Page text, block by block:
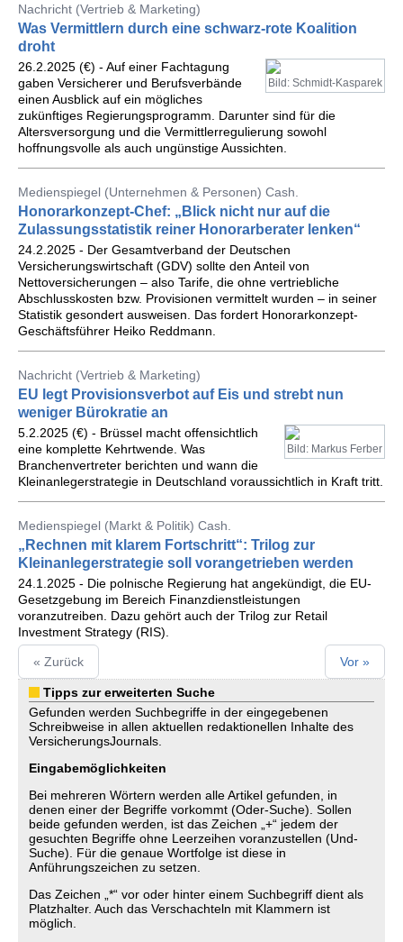
Nachricht (Vertrieb & Marketing)
Was Vermittlern durch eine schwarz-rote Koalition
droht
Bild: Schmidt-Kasparek
26.2.2025 (€) - Auf einer Fachtagung
gaben Versicherer und Berufsverbände
einen Ausblick auf ein mögliches
zukünftiges Regierungsprogramm. Darunter sind für die
Altersversorgung und die Vermittlerregulierung sowohl
hoffnungsvolle als auch ungünstige Aussichten.
Medienspiegel (Unternehmen & Personen) Cash.
Honorarkonzept-Chef: „Blick nicht nur auf die
Zulassungsstatistik reiner Honorarberater lenken“
24.2.2025 - Der Gesamtverband der Deutschen
Versicherungswirtschaft (GDV) sollte den Anteil von
Nettoversicherungen – also Tarife, die ohne vertriebliche
Abschlusskosten bzw. Provisionen vermittelt wurden – in seiner
Statistik gesondert ausweisen. Das fordert Honorarkonzept-
Geschäftsführer Heiko Reddmann.
Nachricht (Vertrieb & Marketing)
EU legt Provisionsverbot auf Eis und strebt nun
weniger Bürokratie an
Bild: Markus Ferber
5.2.2025 (€) - Brüssel macht offensichtlich
eine komplette Kehrtwende. Was
Branchenvertreter berichten und wann die
Kleinanlegerstrategie in Deutschland voraussichtlich in Kraft tritt.
Medienspiegel (Markt & Politik) Cash.
„Rechnen mit klarem Fortschritt“: Trilog zur
Kleinanlegerstrategie soll vorangetrieben werden
24.1.2025 - Die polnische Regierung hat angekündigt, die EU-
Gesetzgebung im Bereich Finanzdienstleistungen
voranzutreiben. Dazu gehört auch der Trilog zur Retail
Investment Strategy (RIS).
« Zurück Vor »
Tipps zur erweiterten Suche
Gefunden werden Suchbegriffe in der eingegebenen
Schreibweise in allen aktuellen redaktionellen Inhalte des
VersicherungsJournals.
Eingabemöglichkeiten
Bei mehreren Wörtern werden alle Artikel gefunden, in
denen einer der Begriffe vorkommt (Oder-Suche). Sollen
beide gefunden werden, ist das Zeichen „+“ jedem der
gesuchten Begriffe ohne Leerzeihen voranzustellen (Und-
Suche). Für die genaue Wortfolge ist diese in
Anführungszeichen zu setzen.
Das Zeichen „*“ vor oder hinter einem Suchbegriff dient als
Platzhalter. Auch das Verschachteln mit Klammern ist
möglich.